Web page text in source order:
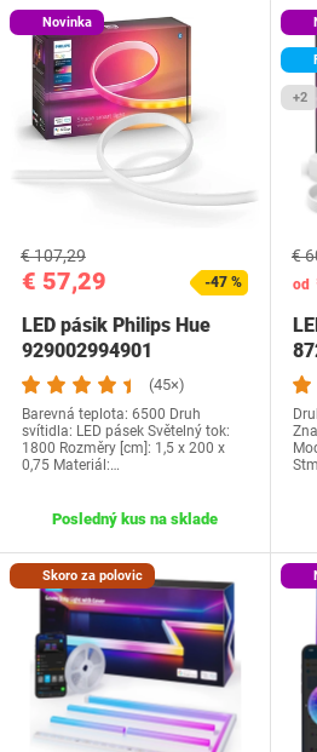
Novinka
€ 57,29
€ 107,29
-47 %
LED pásik Philips Hue
929002994901
(45×)
Barevná teplota: 6500 Druh
svítidla: LED pásek Světelný tok:
1800 Rozměry [cm]: 1,5 x 200 x
0,75 Materiál:…
Posledný kus na sklade
+2
od
€
Skoro za polovic